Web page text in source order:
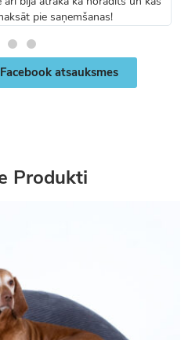
pie saņemšanas!
atsauksmes
Produkti